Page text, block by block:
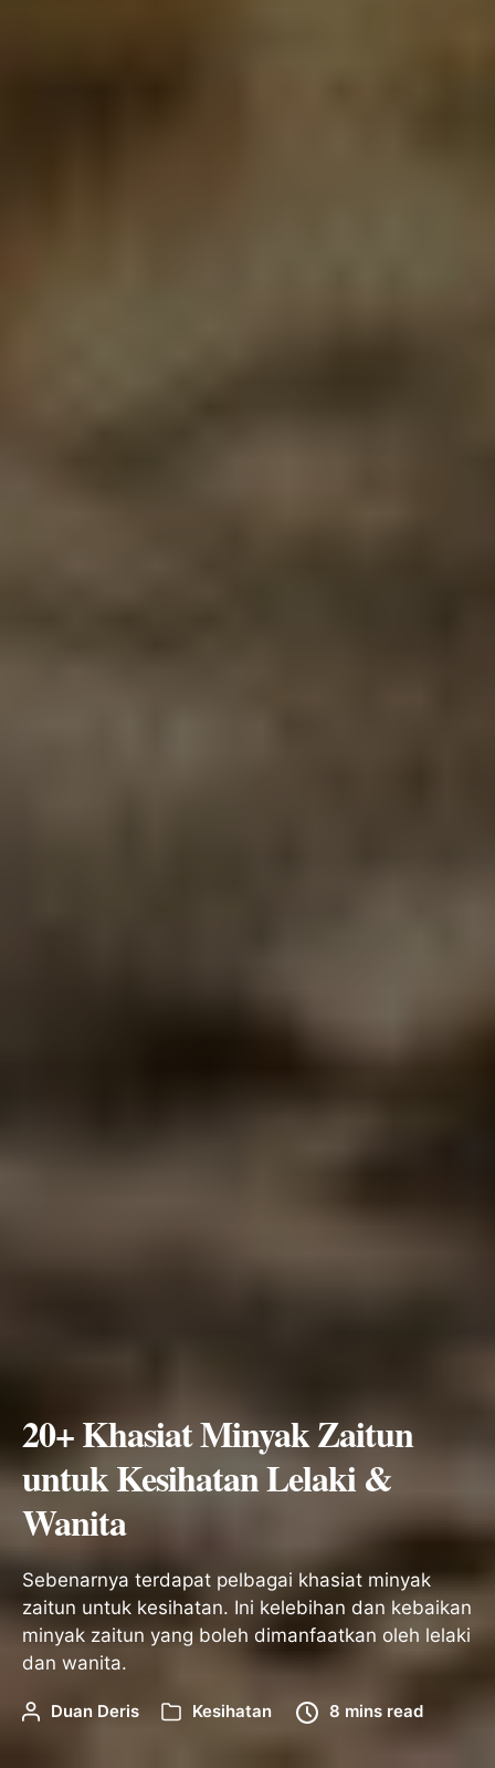
20+ Khasiat Minyak Zaitun
untuk Kesihatan Lelaki &
Wanita
Sebenarnya terdapat pelbagai khasiat minyak
zaitun untuk kesihatan. Ini kelebihan dan kebaikan
minyak zaitun yang boleh dimanfaatkan oleh lelaki
dan wanita.
Duan Deris Kesihatan 8 mins read